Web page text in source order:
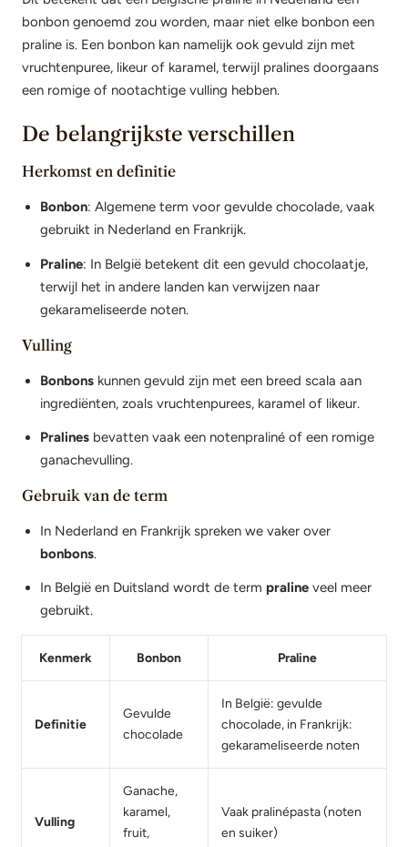
bonbon genoemd zou worden, maar niet elke bonbon een
praline is. Een bonbon kan namelijk ook gevuld zijn met
vruchtenpuree, likeur of karamel, terwijl pralines doorgaans
een romige of nootachtige vulling hebben.
De belangrijkste verschillen
Herkomst en definitie
Bonbon: Algemene term voor gevulde chocolade, vaak
gebruikt in Nederland en Frankrijk.
Praline: In België betekent dit een gevuld chocolaatje,
terwijl het in andere landen kan verwijzen naar
gekarameliseerde noten.
Vulling
Bonbonskunnen gevuld zijn met een breed scala aan
ingrediënten, zoals vruchtenpurees, karamel of likeur.
Pralines bevatten vaak een notenpraliné of een romige
ganachevulling.
Gebruik van de term
In Nederland en Frankrijk spreken we vaker over
bonbons.
In België en Duitsland wordt de term pralineveel meer
gebruikt.
Kenmerk Bonbon Praline
Definitie
Gevulde
chocolade
In België: gevulde
chocolade, in Frankrijk:
gekarameliseerde noten
Vulling
Ganache,
karamel,
fruit,
Vaak pralinépasta (noten
en suiker)